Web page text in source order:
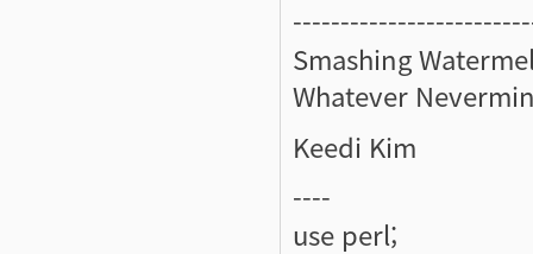
Smashing
Whatever
Keedi Kim
----
use perl;